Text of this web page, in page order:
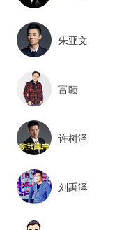
朱亚文
富赜
许树泽
刘禹泽